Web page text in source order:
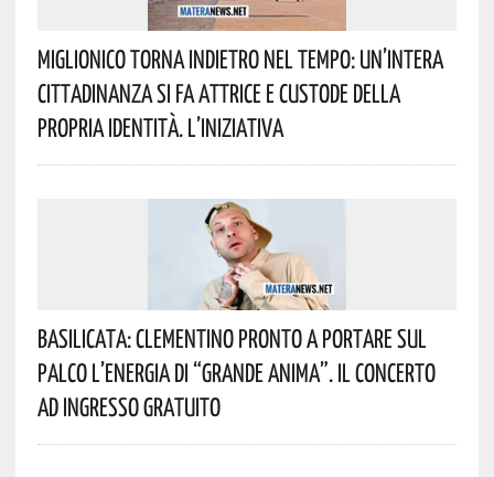
Miglionico Torna Indietro Nel Tempo: Un’intera
Cittadinanza Si Fa Attrice E Custode Della
Propria Identità. L’iniziativa
Basilicata: Clementino Pronto A Portare Sul
Palco L’energia Di “Grande Anima”. Il Concerto
Ad Ingresso Gratuito